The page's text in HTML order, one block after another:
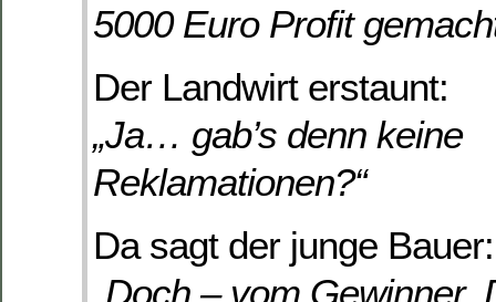
5000 Euro Profit
Der Landwirt erstaunt:
„Ja… gab’s denn keine
Reklamationen?“
Da sagt der junge Bauer:
„Doch – vom Gewinner.